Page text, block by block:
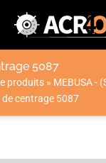
5087
produits » MEBUSA -
de centrage 5087